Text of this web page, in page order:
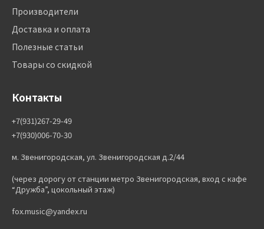
Производители
Доставка и оплата
Полезные статьи
Товары со скидкой
Контакты
+7(931)267-29-49
+7(930)006-70-30
м. Звенигородская, ул. Звенигородская д.2/44
(через дорогу от станции метро Звенигородская, вход с кафе
“Дружба”, цокольный этаж)
fox.music@yandex.ru